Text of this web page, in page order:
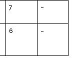
7 –
6 –